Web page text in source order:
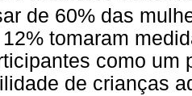
de 60% das
tomaram
como um
de crianças